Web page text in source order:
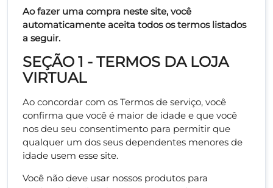
Ao fazer uma compra neste site, você
automaticamente aceita todos os termos listados
a seguir.
SEÇÃO 1 - TERMOS DA LOJA
VIRTUAL
Ao concordar com os Termos de serviço, você
confirma que você é maior de idade e que você
nos deu seu consentimento para permitir que
qualquer um dos seus dependentes menores de
idade usem esse site.
Você não deve usar nossos produtos para